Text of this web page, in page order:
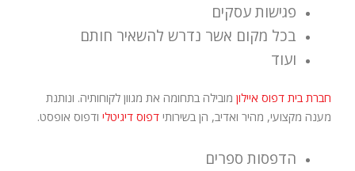
פגישות עסקים
בכל מקום אשר נדרש להשאיר חותם
ועוד
חברת בית דפוס איילון מובילה בתחומה את מגוון לקוחותיה. ונותנת
מענה מקצועי, מהיר ואדיב, הן בשירותי דפוס דיגיטלי ודפוס אופסט.
הדפסות ספרים